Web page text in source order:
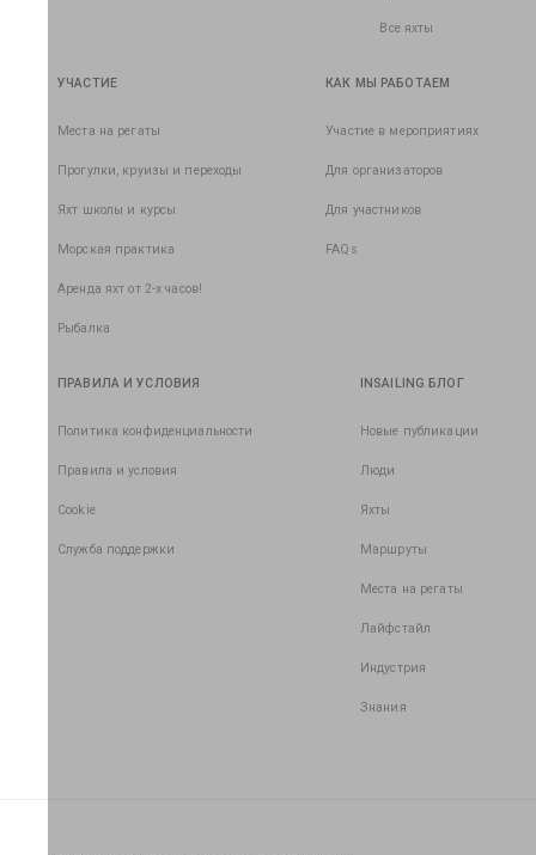
Все яхты
УЧАСТИЕ
Места на регаты
Прогулки, круизы и переходы
Яхт школы и курсы
Морская практика
Аренда яхт от 2-х часов!
Рыбалка
КАК МЫ РАБОТАЕМ
Участие в мероприятиях
Для организаторов
Для участников
FAQs
ПРАВИЛА И УСЛОВИЯ
Политика конфиденциальности
Правила и условия
Cookie
Служба поддержки
INSAILING БЛОГ
Новые публикации
Люди
Яхты
Маршруты
Места на регаты
Лайфстайл
Индустрия
Знания